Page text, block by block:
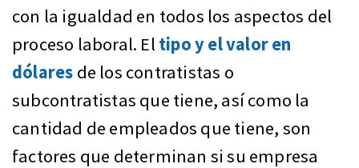
con la igualdad en todos los aspectos del
proceso laboral. El tipo y el valor en
dólares de los contratistas o
subcontratistas que tiene, así como la
cantidad de empleados que tiene, son
factores que determinan si su empresa